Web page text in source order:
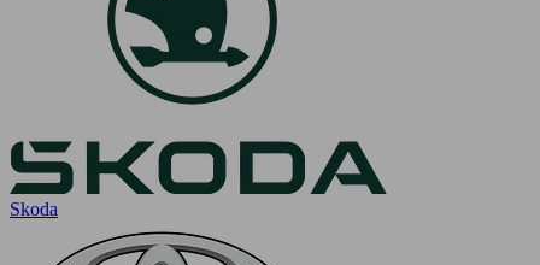
Skoda